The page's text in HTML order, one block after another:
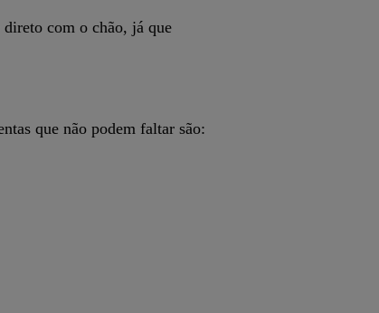
direto com o chão, já que
que não podem faltar são: